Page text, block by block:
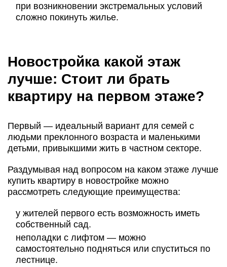
при возникновении экстремальных условий
сложно покинуть жилье.
Новостройка какой этаж
лучше: Стоит ли брать
квартиру на первом этаже?
Первый — идеальный вариант для семей с
людьми преклонного возраста и маленькими
детьми, привыкшими жить в частном секторе.
Раздумывая над вопросом на каком этаже лучше
купить квартиру в новостройке можно
рассмотреть следующие преимущества:
у жителей первого есть возможность иметь
собственный сад.
неполадки с лифтом — можно
самостоятельно подняться или спуститься по
лестнице.